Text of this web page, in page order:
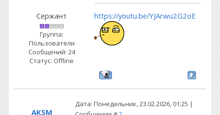
Сержант
Группа:
Пользователи
Сообщений: 24
Статус: Offline
https://youtu.be/YJArwu2G2oE
AKSM
Дата: Понедельник, 23.02.2026, 01:25 |